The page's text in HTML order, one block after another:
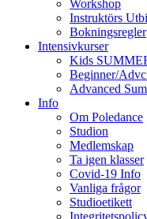
Workshop
Instruktörs
Bokningsregler
Intensivkurser
Kids
Beginner/
Advanced
Info
Om Poledance
Studion
Medlemskap
Ta igen klasser
Covid-19 Info
Vanliga frågor
Studioetikett